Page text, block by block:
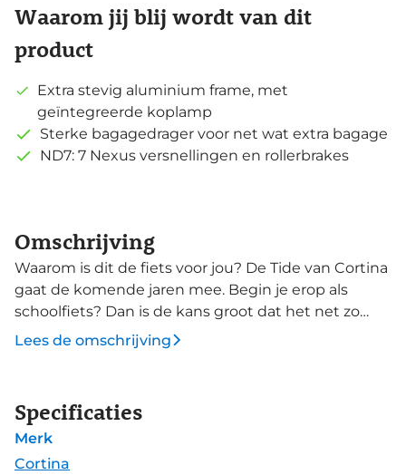
Waarom jij blij wordt van dit
product
Extra stevig aluminium frame, met
geïntegreerde koplamp
Sterke bagagedrager voor net wat extra bagage
ND7: 7 Nexus versnellingen en rollerbrakes
Omschrijving
Waarom is dit de fiets voor jou? De Tide van Cortina
gaat de komende jaren mee. Begin je erop als
schoolfiets? Dan is de kans groot dat het net zo
makkelijk je woon-werkfiets zal blijven. Door het
extra stevige aluminium frame kun je er jaren van
optimale zichtbaarheid tussen het drukke
stadsverkeer. Zoek jij een fiets die tegen alle
uitdagingen in de stad kan? Dan is de Tide jouw
Lees de omschrijving
Specificaties
Merk
Cortina